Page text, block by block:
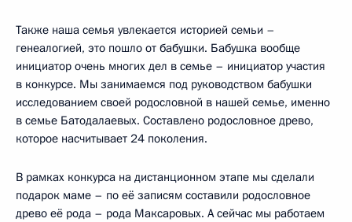
Также наша семья увлекается историей семьи –
генеалогией, это пошло от бабушки. Бабушка вообще
инициатор очень многих дел в семье – инициатор участия
в конкурсе. Мы занимаемся под руководством бабушки
исследованием своей родословной в нашей семье, именно
в семье Батодалаевых. Составлено родословное древо,
которое насчитывает 24 поколения.
В рамках конкурса на дистанционном этапе мы сделали
подарок маме – по её записям составили родословное
древо её рода – рода Максаровых. А сейчас мы работаем